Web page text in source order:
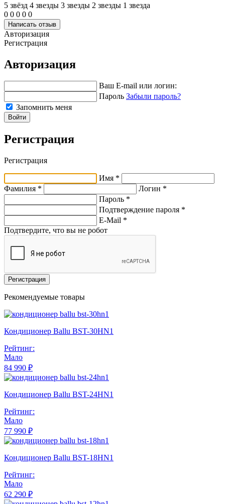
5 звёзд 4 звeзды 3 звeзды 2 звeзды 1 звeзда
0 0 0 0 0
Написать отзыв
Авторизация
Регистрация
Авторизация
Ваш E-mail или логин:
Пароль Забыли пароль?
Запомнить меня
Войти
Регистрация
Регистрация
Имя *
Фамилия *
Логин *
Пароль *
Подтверждение пароля *
E-Mail *
Подтвердите, что вы не робот
Регистрация
Рекомендуемые товары
Кондиционер Ballu BST-30HN1
Рейтинг:
Мало
84 990 ₽
Кондиционер Ballu BST-24HN1
Рейтинг:
Мало
77 990 ₽
Кондиционер Ballu BST-18HN1
Рейтинг:
Мало
62 290 ₽